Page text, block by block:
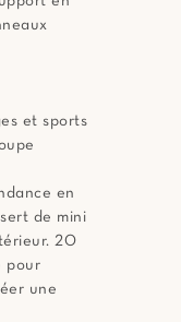
et sports
en
de mini
20
pour
une